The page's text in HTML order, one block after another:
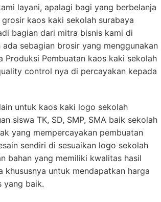
layani, apalagi bagi yang berbelanja
kaos kaki sekolah surabaya
bagian dari mitra bisnis kami di
sebagian brosir yang menggunakan
Produksi Pembuatan kaos kaki sekolah
control nya di percayakan kepada
untuk kaos kaki logo sekolah
siswa TK, SD, SMP, SMA baik sekolah
yang mempercayakan pembuatan
sendiri di sesuaikan logo sekolah
bahan yang memiliki kwalitas hasil
khususnya untuk mendapatkan harga
yang baik.